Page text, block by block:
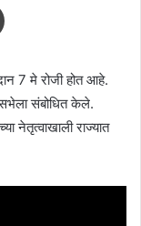
7 मे रोजी होत आहे.
संबोधित केले.
नेतृत्वाखाली राज्यात